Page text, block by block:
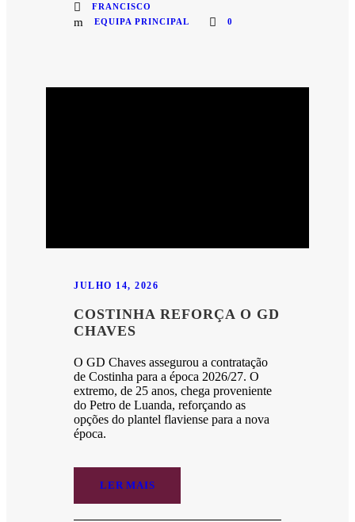
FRANCISCO
EQUIPA PRINCIPAL
0
JULHO 14, 2026
COSTINHA REFORÇA O GD
CHAVES
O GD Chaves assegurou a contratação
de Costinha para a época 2026/27. O
extremo, de 25 anos, chega proveniente
do Petro de Luanda, reforçando as
opções do plantel flaviense para a nova
época.
LER MAIS